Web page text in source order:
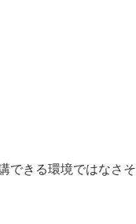
できる環境ではなさそ